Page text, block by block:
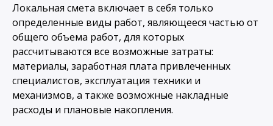
Локальная смета включает в себя только
определенные виды работ, являющееся частью от
общего объема работ, для которых
рассчитываются все возможные затраты:
материалы, заработная плата привлеченных
специалистов, эксплуатация техники и
механизмов, а также возможные накладные
расходы и плановые накопления.